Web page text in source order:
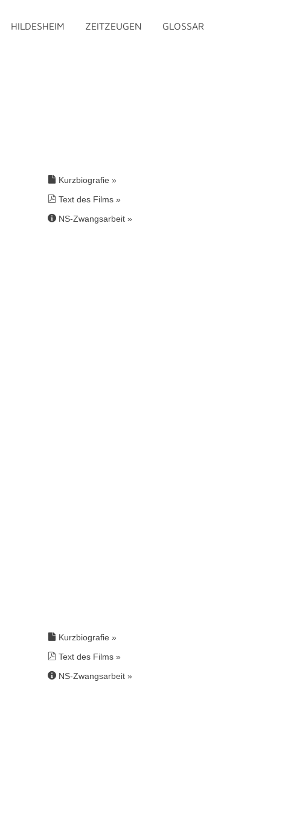
HILDESHEIM ZEITZEUGEN GLOSSAR
Kurzbiografie »
Text des Films »
NS-Zwangsarbeit »
Kurzbiografie »
Text des Films »
NS-Zwangsarbeit »